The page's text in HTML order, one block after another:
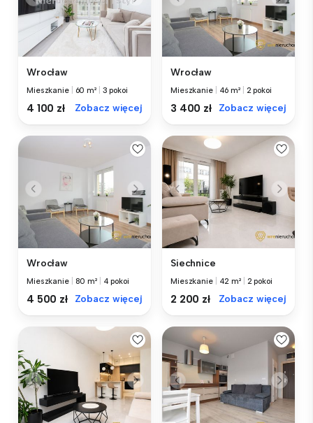
Wrocław
Mieszkanie 60 m² 3 pokoi
4 100 zł Zobacz więcej
Wrocław
Mieszkanie 46 m² 2 pokoi
3 400 zł Zobacz więcej
Wrocław
Mieszkanie 80 m² 4 pokoi
4 500 zł Zobacz więcej
Siechnice
Mieszkanie 42 m² 2 pokoi
2 200 zł Zobacz więcej